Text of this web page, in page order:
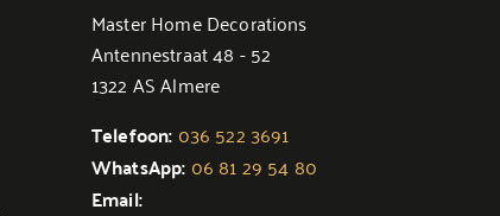
Master Home Decorations
Antennestraat 48 - 52
1322 AS Almere
Telefoon: 036 522 3691
WhatsApp: 06 81 29 54 80
Email: